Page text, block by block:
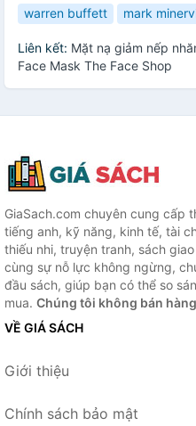
warren buffett
mark
Liên kết: Mặt nạ giảm nếp
Face Mask The Face Shop
GiaSach.com chuyên cung cấp
tiếng anh, kỹ năng, kinh tế, tài
thiếu nhi, truyện tranh, sách
cùng sự nỗ lực không ngừng,
đầu sách, giúp bạn có thể so
mua. Chúng tôi không bán
VỀ GIÁ SÁCH
Giới thiệu
Chính sách bảo mật